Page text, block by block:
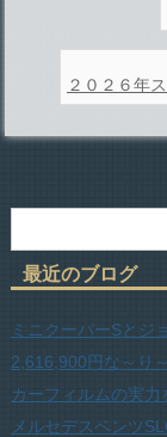
２０２６年
最近のブログ
ミニクーパーSとジ
2,616,900円な～り～
カーフィルムの実力
メルセデスベンツ